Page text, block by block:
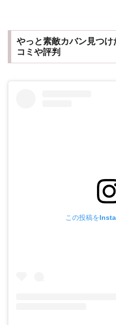
やっと素敵カバン見つけ
コミや評判
この投稿を